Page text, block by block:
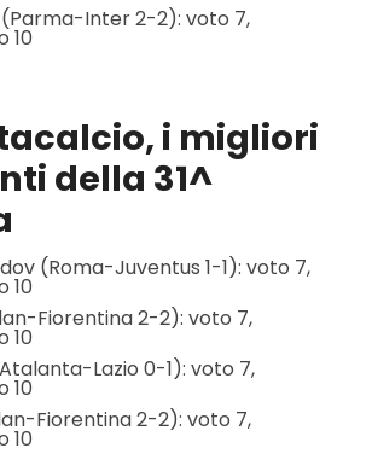
Inter 2-2): voto 7,
10
i migliori
della 31^
(Roma-Juventus 1-1): voto 7,
10
Fiorentina 2-2): voto 7,
10
Lazio 0-1): voto 7,
10
Fiorentina 2-2): voto 7,
10